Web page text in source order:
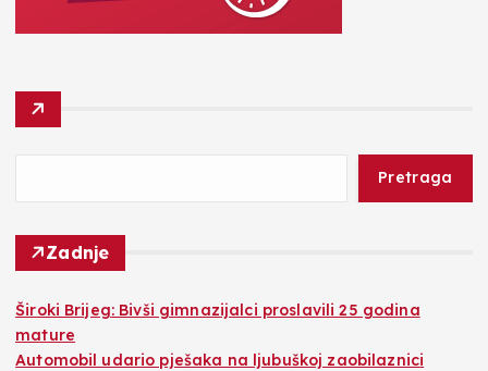
Pretraga
Zadnje
Široki Brijeg: Bivši gimnazijalci proslavili 25 godina
mature
Automobil udario pješaka na ljubuškoj zaobilaznici